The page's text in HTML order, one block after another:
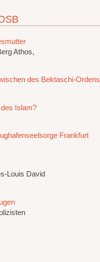
Athos,
des Bektaschi-Ordens
Islam?
Frankfurt
Louis David